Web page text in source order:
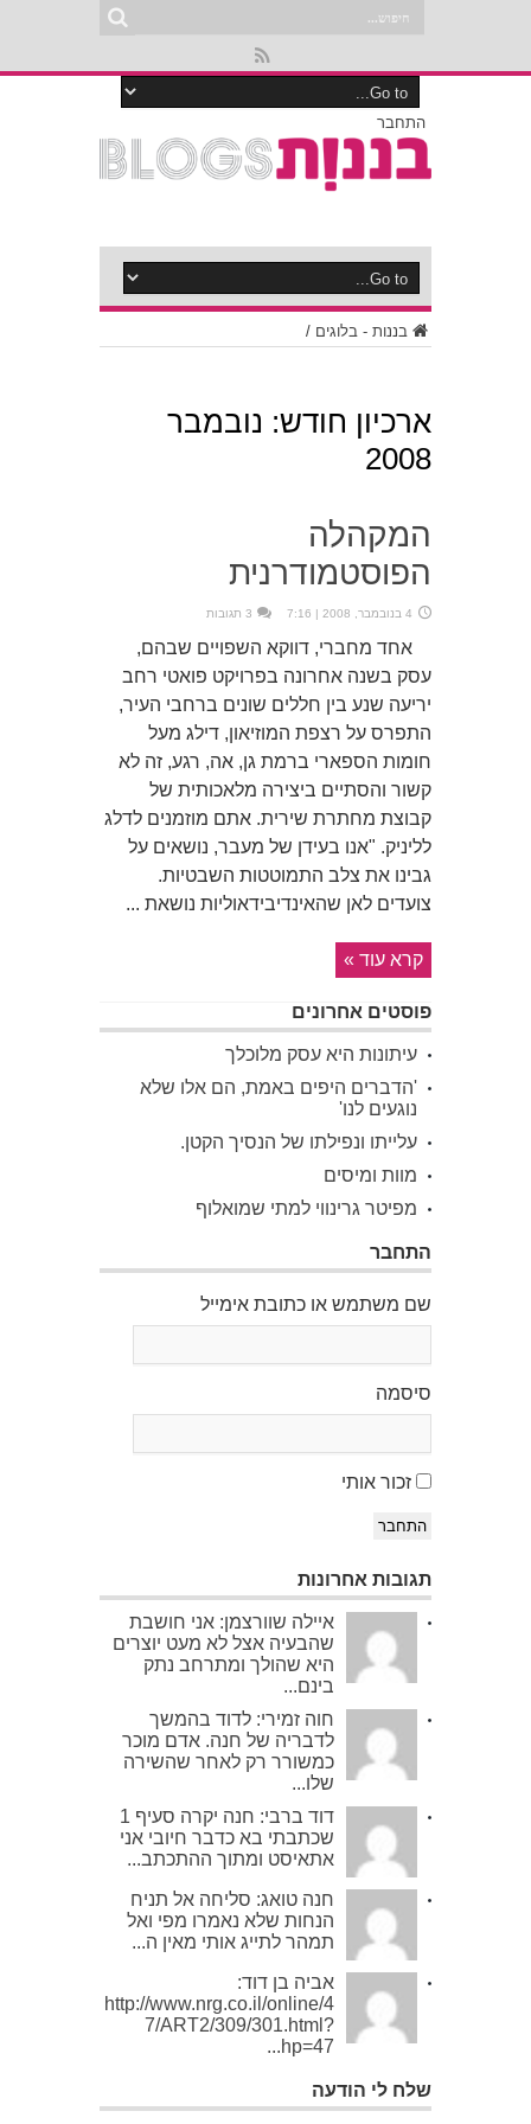
התחבר
בננות - בלוגים /
ארכיון חודש: נובמבר
2008
המקהלה
הפוסטמודרנית
4 בנובמבר, 2008 | 7:16 3 תגובות
אחד מחברי, דווקא השפויים שבהם,
עסק בשנה אחרונה בפרויקט פואטי רחב
יריעה שנע בין חללים שונים ברחבי העיר,
התפרס על רצפת המוזיאון, דילג מעל
חומות הספארי ברמת גן, אה, רגע, זה לא
קשור והסתיים ביצירה מלאכותית של
קבוצת מחתרת שירית. אתם מוזמנים לדלג
לליניק. "אנו בעידן של מעבר, נושאים על
גבינו את צלב התמוטטות השבטיות.
צועדים לאן שהאינדיבידאוליות נושאת ...
קרא עוד »
פוסטים אחרונים
עיתונות היא עסק מלוכלך
'הדברים היפים באמת, הם אלו שלא
נוגעים לנו'
עלייתו ונפילתו של הנסיך הקטן.
מוות ומיסים
מפיטר גרינווי למתי שמואלוף
התחבר
שם משתמש או כתובת אימייל
סיסמה
זכור אותי
התחבר
תגובות אחרונות
איילה שוורצמן: אני חושבת
שהבעיה אצל לא מעט יוצרים
היא שהולך ומתרחב נתק
בינם...
חוה זמירי: לדוד בהמשך
לדבריה של חנה. אדם מוכר
כמשורר רק לאחר שהשירה
שלו...
דוד ברבי: חנה יקרה סעיף 1
שכתבתי בא כדבר חיובי אני
אתאיסט ומתוך ההתכתב...
חנה טואג: סליחה אל תניח
הנחות שלא נאמרו מפי ואל
תמהר לתייג אותי מאין ה...
אביה בן דוד:
http://www.nrg.co.il/online/4
7/ART2/309/301.html?
hp=47...
שלח לי הודעה